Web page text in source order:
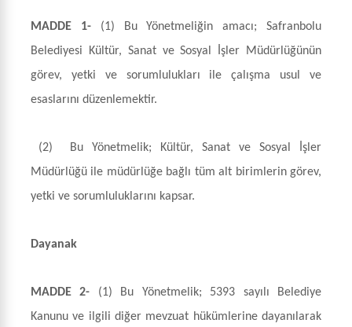
MADDE 1- (1)
Bu Yönetmeliğin amacı; Safranbolu
Belediyesi Kültür, Sanat ve Sosyal İşler Müdürlüğünün
görev, yetki ve sorumlulukları ile çalışma usul ve
esaslarını düzenlemektir.
(2)
Bu Yönetmelik; Kültür, Sanat ve Sosyal İşler
Müdürlüğü ile müdürlüğe bağlı tüm alt birimlerin görev,
yetki ve sorumluluklarını kapsar.
Dayanak
MADDE 2- (1)
Bu Yönetmelik; 5393 sayılı Belediye
Kanunu ve ilgili diğer mevzuat hükümlerine dayanılarak